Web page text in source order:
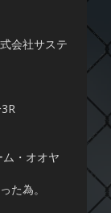
会社サステ
・オオヤ
た為。